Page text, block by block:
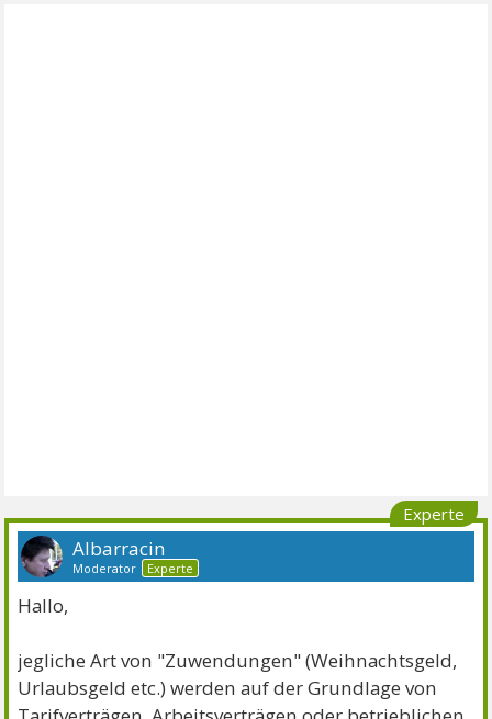
Experte
Albarracin
Moderator Experte
Hallo,
jegliche Art von "Zuwendungen" (Weihnachtsgeld,
Urlaubsgeld etc.) werden auf der Grundlage von